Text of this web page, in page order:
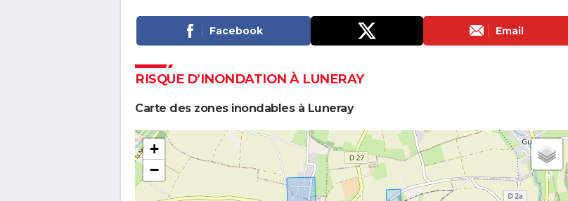
Facebook Email
RISQUE D’INONDATION À LUNERAY
Carte des zones inondables à Luneray
+
−